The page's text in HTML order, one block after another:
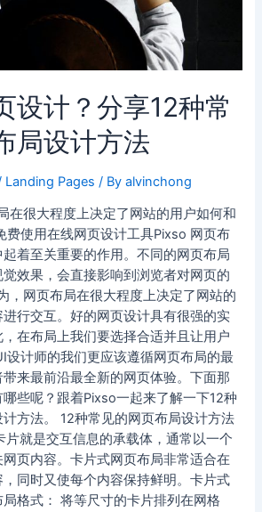
设计？分享12种常
局设计方法
Landing Pages / Byalvinchong
在很大程度上决定了网站的用户如何和
费使用在线网页设计工具Pixso 网页布
着至关重要的作用。不同的网页布局
效果，会直接影响到浏览者对网页的
，网页布局在很大程度上决定了网站的
行交互。好的网页设计具有很强的实
在布局上我们要选择合适并且让用户
设计师的我们更应该遵循网页布局的最
来最前沿最全新的网页体验。下面那
些呢？跟着Pixso一起来了解一下12种
方法。 12种常见的网页布局设计方法
片就是交互信息的承载体，通常以一个
页内容。卡片式网页布局非常适合在
同时又使每个内容保持鲜明。卡片式
格式： 将等尺寸的卡片排列在网格